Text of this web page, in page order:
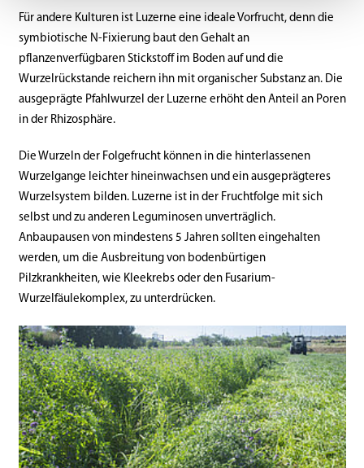
Für andere Kulturen ist Luzerne eine ideale Vorfrucht, denn die
symbiotische N-Fixierung baut den Gehalt an
pflanzenverfügbaren Stickstoff im Boden auf und die
Wurzelrückstande reichern ihn mit organischer Substanz an. Die
ausgeprägte Pfahlwurzel der Luzerne erhöht den Anteil an Poren
in der Rhizosphäre.
Die Wurzeln der Folgefrucht können in die hinterlassenen
Wurzelgange leichter hineinwachsen und ein ausgeprägteres
Wurzelsystem bilden. Luzerne ist in der Fruchtfolge mit sich
selbst und zu anderen Leguminosen unverträglich.
Anbaupausen von mindestens 5 Jahren sollten eingehalten
werden, um die Ausbreitung von bodenbürtigen
Pilzkrankheiten, wie Kleekrebs oder den Fusarium-
Wurzelfäulekomplex, zu unterdrücken.